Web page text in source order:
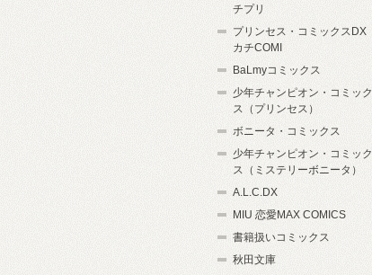
チプリ
プリンセス・コミックスDX
カチCOMI
BaLmyコミックス
少年チャンピオン・コミック
ス（プリンセス）
ボニータ・コミックス
少年チャンピオン・コミック
ス（ミステリーボニータ）
A.L.C.DX
MIU 恋愛MAX COMICS
書籍扱いコミックス
秋田文庫